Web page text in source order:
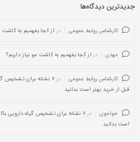
جدیدترین دیدگاه‌‌ها
کارشناس روابط عمومی در از کجا بفهمیم به کاشت
مهدی در از کجا بفهمیم به کاشت مو نیاز داریم؟
کارشناس روابط عمومی در
۷ نشانه برای تشخیص
قبل از خرید بهتر است بدانید
خواجوی در
۷ نشانه برای تشخیص گیاه دارویی
است بدانید